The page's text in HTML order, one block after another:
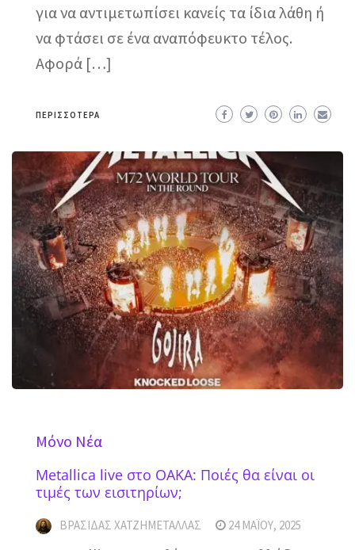
για να αντιμετωπίσει κανείς τα ίδια λάθη ή
να φτάσει σε ένα αναπόφευκτο τέλος.
Αφορά […]
ΠΕΡΙΣΣΌΤΕΡΑ
Mόνο Νέα
Metallica live στο ΟΑΚΑ: Ποιές θα είναι οι
τιμές των εισιτηρίων;
ΒΡΑΣΊΔΑΣ ΧΑΤΖΗΜΕΤΑΛΛΆΣ 24 ΜΑΪ́ΟΥ, 2025